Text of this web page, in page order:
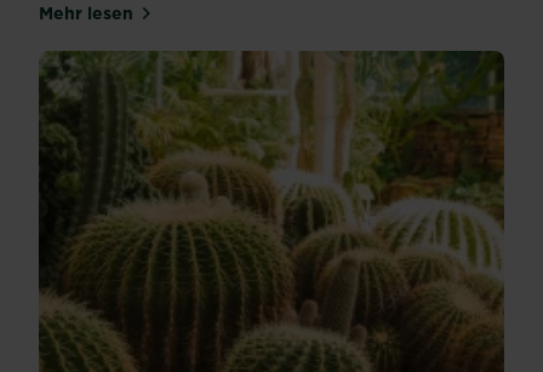
Mehr lesenüber Kentia-Palme